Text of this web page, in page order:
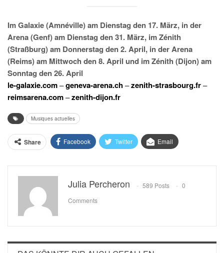
Im Galaxie (Amnéville) am Dienstag den 17. März, in der
Arena (Genf) am Dienstag den 31. März, im Zénith
(Straßburg) am Donnerstag den 2. April, in der Arena
(Reims) am Mittwoch den 8. April und im Zénith (Dijon) am
Sonntag den 26. April
le-galaxie.com–geneva-arena.ch–zenith-strasbourg.fr–
reimsarena.com–zenith-dijon.fr
Musiques actuelles
Share Facebook Twitter Email
Julia Percheron 589 Posts
0
Comments